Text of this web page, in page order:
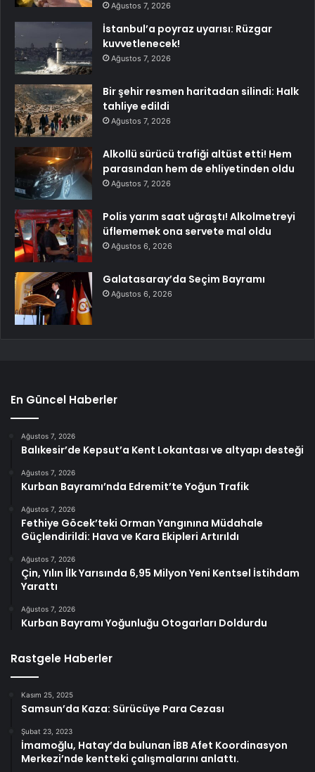
Ağustos 7, 2026
İstanbul’a poyraz uyarısı: Rüzgar
kuvvetlenecek!
Ağustos 7, 2026
Bir şehir resmen haritadan silindi: Halk
tahliye edildi
Ağustos 7, 2026
Alkollü sürücü trafiği altüst etti! Hem
parasından hem de ehliyetinden oldu
Ağustos 7, 2026
Polis yarım saat uğraştı! Alkolmetreyi
üflememek ona servete mal oldu
Ağustos 6, 2026
Galatasaray’da Seçim Bayramı
Ağustos 6, 2026
En Güncel Haberler
Ağustos 7, 2026
Balıkesir’de Kepsut’a Kent Lokantası ve altyapı desteği
Ağustos 7, 2026
Kurban Bayramı’nda Edremit’te Yoğun Trafik
Ağustos 7, 2026
Fethiye Göcek’teki Orman Yangınına Müdahale
Güçlendirildi: Hava ve Kara Ekipleri Artırıldı
Ağustos 7, 2026
Çin, Yılın İlk Yarısında 6,95 Milyon Yeni Kentsel İstihdam
Yarattı
Ağustos 7, 2026
Kurban Bayramı Yoğunluğu Otogarları Doldurdu
Rastgele Haberler
Kasım 25, 2025
Samsun’da Kaza: Sürücüye Para Cezası
Şubat 23, 2023
İmamoğlu, Hatay’da bulunan İBB Afet Koordinasyon
Merkezi’nde kentteki çalışmalarını anlattı.